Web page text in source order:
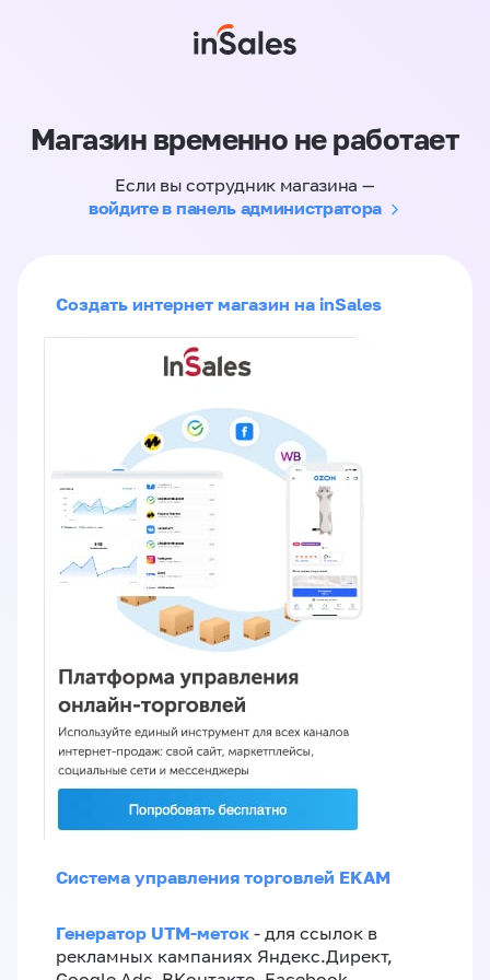
Магазин временно не работает
Если вы сотрудник магазина —
войдите в панель администратора
Создать интернет магазин на inSales
Система управления торговлей EKAM
Генератор UTM-меток - для ссылок в
рекламных кампаниях Яндекс.Директ,